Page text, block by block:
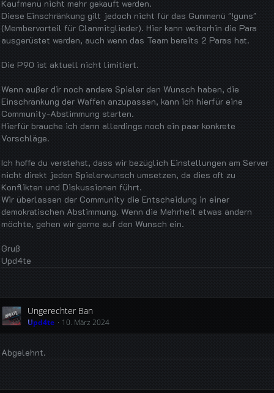
Kaufmenü nicht mehr gekauft werden.
Diese Einschränkung gilt jedoch nicht für das Gunmenü "!guns"
(Membervorteil für Clanmitglieder). Hier kann weiterhin die Para
ausgerüstet werden, auch wenn das Team bereits 2 Paras hat.
Die P90 ist aktuell nicht limitiert.
Wenn außer dir noch andere Spieler den Wunsch haben, die
Einschränkung der Waffen anzupassen, kann ich hierfür eine
Community-Abstimmung starten.
Hierfür brauche ich dann allerdings noch ein paar konkrete
Vorschläge.
Ich hoffe du verstehst, dass wir bezüglich Einstellungen am Server
nicht direkt jeden Spielerwunsch umsetzen, da dies oft zu
Konflikten und Diskussionen führt.
Wir überlassen der Community die Entscheidung in einer
demokratischen Abstimmung. Wenn die Mehrheit etwas ändern
möchte, gehen wir gerne auf den Wunsch ein.
Gruß
Upd4te
Ungerechter Ban
Upd4te 10. März 2024
Abgelehnt.